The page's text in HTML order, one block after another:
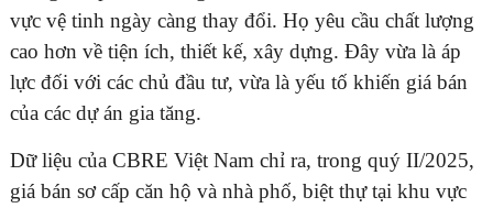
vực vệ tinh ngày càng thay đổi. Họ yêu cầu chất lượng
cao hơn về tiện ích, thiết kế, xây dựng. Đây vừa là áp
lực đối với các chủ đầu tư, vừa là yếu tố khiến giá bán
của các dự án gia tăng.
Dữ liệu của CBRE Việt Nam chỉ ra, trong quý II/2025,
giá bán sơ cấp căn hộ và nhà phố, biệt thự tại khu vực